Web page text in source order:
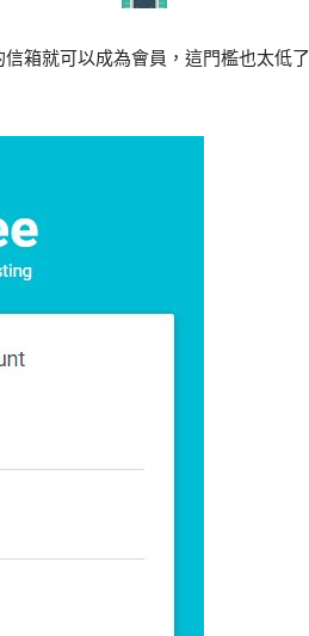
箱就可以成為會員，這門檻也太低了